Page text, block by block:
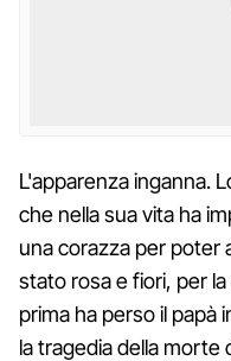
L'apparenza inganna.
che nella sua vita ha
una corazza per poter
stato rosa e fiori, per
prima ha perso il papà
la tragedia della morte